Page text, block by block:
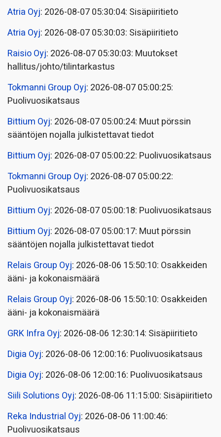
Atria Oyj: 2026-08-07 05:30:04: Sisäpiiritieto
Atria Oyj: 2026-08-07 05:30:03: Sisäpiiritieto
Raisio Oyj: 2026-08-07 05:30:03: Muutokset
hallitus/johto/tilintarkastus
Tokmanni Group Oyj: 2026-08-07 05:00:25:
Puolivuosikatsaus
Bittium Oyj: 2026-08-07 05:00:24: Muut pörssin
sääntöjen nojalla julkistettavat tiedot
Bittium Oyj: 2026-08-07 05:00:22: Puolivuosikatsaus
Tokmanni Group Oyj: 2026-08-07 05:00:22:
Puolivuosikatsaus
Bittium Oyj: 2026-08-07 05:00:18: Puolivuosikatsaus
Bittium Oyj: 2026-08-07 05:00:17: Muut pörssin
sääntöjen nojalla julkistettavat tiedot
Relais Group Oyj: 2026-08-06 15:50:10: Osakkeiden
ääni- ja kokonaismäärä
Relais Group Oyj: 2026-08-06 15:50:10: Osakkeiden
ääni- ja kokonaismäärä
GRK Infra Oyj: 2026-08-06 12:30:14: Sisäpiiritieto
Digia Oyj: 2026-08-06 12:00:16: Puolivuosikatsaus
Digia Oyj: 2026-08-06 12:00:16: Puolivuosikatsaus
Siili Solutions Oyj: 2026-08-06 11:15:00: Sisäpiiritieto
Reka Industrial Oyj: 2026-08-06 11:00:46:
Puolivuosikatsaus